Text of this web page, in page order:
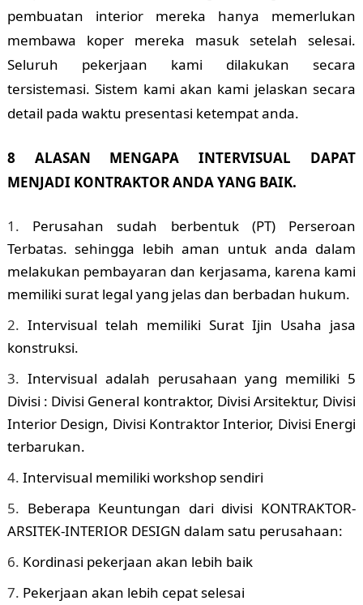
pembuatan interior mereka hanya memerlukan
membawa koper mereka masuk setelah selesai.
Seluruh pekerjaan kami dilakukan secara
tersistemasi. Sistem kami akan kami jelaskan secara
detail pada waktu presentasi ketempat anda.
8 ALASAN MENGAPA INTERVISUAL DAPAT
MENJADI KONTRAKTOR ANDA YANG BAIK.
Perusahan sudah berbentuk (PT) Perseroan
Terbatas. sehingga lebih aman untuk anda dalam
melakukan pembayaran dan kerjasama, karena kami
memiliki surat legal yang jelas dan berbadan hukum.
Intervisual telah memiliki Surat Ijin Usaha jasa
konstruksi.
Intervisual adalah perusahaan yang memiliki 5
Divisi : Divisi General kontraktor, Divisi Arsitektur, Divisi
Interior Design, Divisi Kontraktor Interior, Divisi Energi
terbarukan.
Intervisual memiliki workshop sendiri
Beberapa Keuntungan dari divisi KONTRAKTOR-
ARSITEK-INTERIOR DESIGN dalam satu perusahaan:
Kordinasi pekerjaan akan lebih baik
Pekerjaan akan lebih cepat selesai